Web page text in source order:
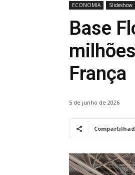
ECONOMIA Slideshow
Base
França
5 de junho de 2026